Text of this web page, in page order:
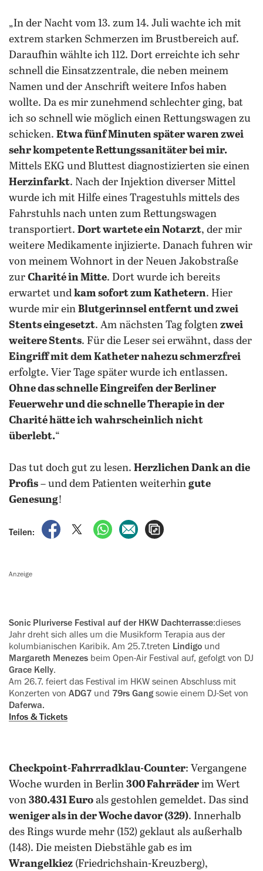
„In der Nacht vom 13. zum 14. Juli wachte ich mit
extrem starken Schmerzen im Brustbereich auf.
Daraufhin wählte ich 112. Dort erreichte ich sehr
schnell die Einsatzzentrale, die neben meinem
Namen und der Anschrift weitere Infos haben
wollte. Da es mir zunehmend schlechter ging, bat
ich so schnell wie möglich einen Rettungswagen zu
schicken. Etwa fünf Minuten später waren zwei
sehr kompetente Rettungssanitäter bei mir.
Mittels EKG und Bluttest diagnostizierten sie einen
Herzinfarkt. Nach der Injektion diverser Mittel
wurde ich mit Hilfe eines Tragestuhls mittels des
Fahrstuhls nach unten zum Rettungswagen
transportiert. Dort wartete ein Notarzt, der mir
weitere Medikamente injizierte. Danach fuhren wir
von meinem Wohnort in der Neuen Jakobstraße
zur Charité in Mitte. Dort wurde ich bereits
erwartet und kam sofort zum Kathetern. Hier
wurde mir ein Blutgerinnsel entfernt und zwei
Stents eingesetzt. Am nächsten Tag folgten zwei
weitere Stents. Für die Leser sei erwähnt, dass der
Eingriff mit dem Katheter nahezu schmerzfrei
erfolgte. Vier Tage später wurde ich entlassen.
Ohne das schnelle Eingreifen der Berliner
Feuerwehr und die schnelle Therapie in der
Charité hätte ich wahrscheinlich nicht
überlebt.“
Das tut doch gut zu lesen. Herzlichen Dank an die
Profis – und dem Patienten weiterhin gute
Genesung!
Teilen:
auf Facebook teilen
auf X teilenper WhatsApp teilen
per E-Mail teilen
Anzeige
Sonic Pluriverse Festival auf der HKW Dachterrasse:dieses
Jahr dreht sich alles um die Musikform Terapia aus der
kolumbianischen Karibik. Am 25.7.treten Lindigo und
Margareth Menezes beim Open-Air Festival auf, gefolgt von DJ
Grace Kelly.
Am 26.7. feiert das Festival im HKW seinen Abschluss mit
Konzerten von ADG7 und 79rs Gangsowie einem DJ-Set von
Daferwa.
Infos & Tickets
Checkpoint-Fahrrradklau-Counter: Vergangene
Woche wurden in Berlin 300 Fahrräder im Wert
von 380.431 Euro als gestohlen gemeldet. Das sind
weniger als in der Woche davor (329). Innerhalb
des Rings wurde mehr (152) geklaut als außerhalb
(148). Die meisten Diebstähle gab es im
Wrangelkiez (Friedrichshain-Kreuzberg),